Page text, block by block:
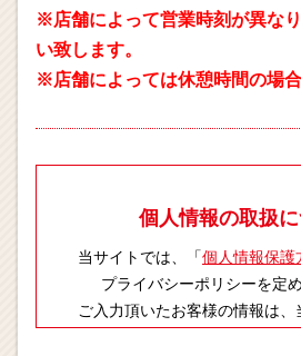
※店舗によって営業時刻が異な
い致します。
※店舗によっては休憩時間の場合
個人情報の取扱
当サイトでは、「個人情報保護
プライバシーポリシーを定
ご入力頂いたお客様の情報は